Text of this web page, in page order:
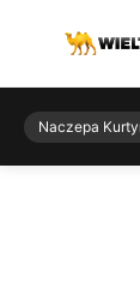
Naczepa